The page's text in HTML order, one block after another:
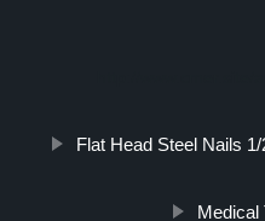
Flat Head Steel Nails
Medical